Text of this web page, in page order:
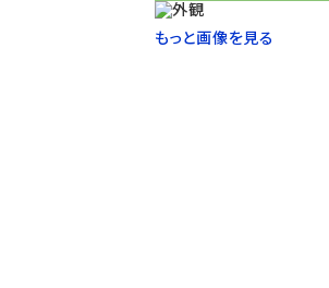
もっと画像を見る